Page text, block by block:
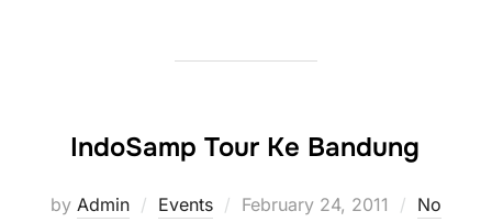
IndoSamp Tour Ke Bandung
by Admin Events
Posted
February 24, 2011
No